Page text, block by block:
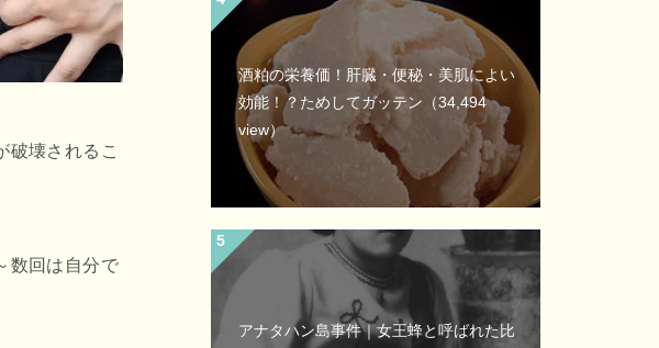
破壊されるこ
数回は自分で
酒粕の栄養価！肝臓・便秘・美肌によい
効能！？ためしてガッテン （34,494
view）
アナタハン島事件｜女王蜂と呼ばれた比